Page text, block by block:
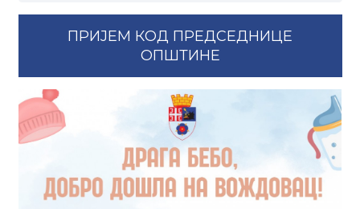
месецима:
ПРИЈЕМ КОД ПРЕДСЕДНИЦЕ
ОПШТИНЕ